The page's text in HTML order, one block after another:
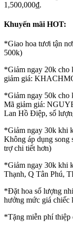
1,500,000₫.
Khuyến mãi HOT:
*Giao hoa tươi tận
500k)
*Giảm ngay 20k cho
giảm giá:
*Giảm ngay 50k cho
Mã giảm giá:
Lan Hồ Điệp, số
*Giảm ngay 30k khi
Không áp dụng song
trợ chi tiết hơn)
*Giảm ngay 30k khi
Thạnh, Q Tân Phú,
*Đặt hoa số lượng
hưởng mức giá chiếc
*Tặng miễn phí thiệp